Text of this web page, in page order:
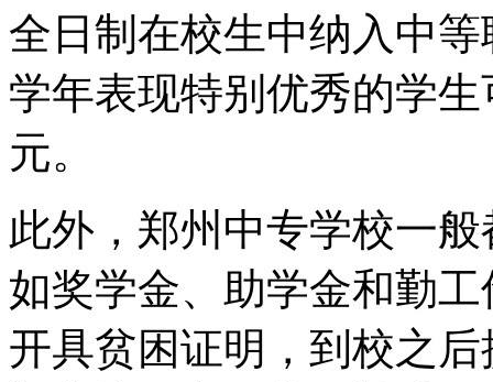
全日制在校生中纳入中
学年表现特别优秀的学
元。
此外，郑州中专学校一
如奖学金、助学金和勤
开具贫困证明，到校之